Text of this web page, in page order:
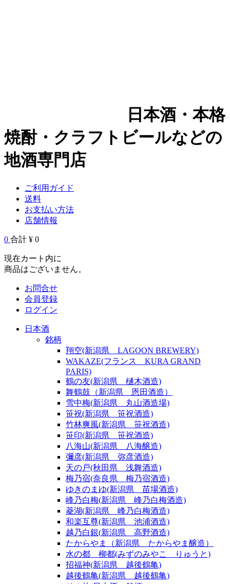
日本酒・本格
焼酎・クラフトビールなどの
地酒専門店
ご利用ガイド
送料
お支払い方法
店舗情報
0 合計 ¥ 0
現在カート内に
商品はございません。
お問合せ
会員登録
ログイン
日本酒
銘柄
翔空(新潟県 LAGOON BREWERY)
WAKAZE(フランス KURA GRAND
PARIS)
鶴の友(新潟県 樋木酒造)
舞鶴鼓（新潟県 恩田酒造）
雪中梅(新潟県 丸山酒造場)
笹祝(新潟県 笹祝酒造)
竹林爽風(新潟県 笹祝酒造)
笹印(新潟県 笹祝酒造)
八海山(新潟県 八海醸造)
彌彦(新潟県 弥彦酒造)
天の戸(秋田県 浅舞酒造)
梅乃宿(奈良県 梅乃宿酒造)
ゆきのまゆ(新潟県 苗場酒造)
峰乃白梅(新潟県 峰乃白梅酒造)
菱湖(新潟県 峰乃白梅酒造)
和楽互尊(新潟県 池浦酒造)
越乃白銀(新潟県 高野酒造)
たからやま（新潟県 たからやま醸造）
水の都 柳都(みずのみやこ りゅうと)
招福神(新潟県 越後鶴亀)
越後鶴亀(新潟県 越後鶴亀)